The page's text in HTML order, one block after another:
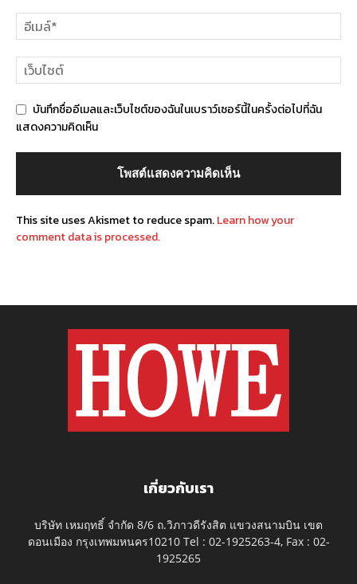
บันทึกชื่ออีเมลและเว็บไซต์ของฉันในเบราว์เซอร์นี้ในครั้งต่อไปที่ฉัน
แสดงความคิดเห็น
This site uses Akismet to reduce spam.Learn how your
comment data is processed.
เกี่ยวกับเรา
บริษัท เหมฤทธิ์ จำกัด 8/6 ถ.วิภาวดีรังสิต แขวงสนามบิน เขต
ดอนเมือง กรุงเทพมหนคร10210 Tel : 02-1925263-4, Fax : 02-
1925265